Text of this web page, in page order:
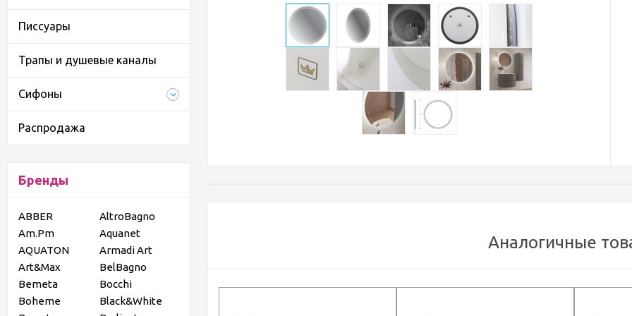
Писсуары
Трапы и душевые каналы
Сифоны
Распродажа
Бренды
ABBER
AltroBagno
Am.Pm
Aquanet
AQUATON
Armadi Art
Art&Max
BelBagno
Bemeta
Bocchi
Boheme
Black&White
Аналогичные